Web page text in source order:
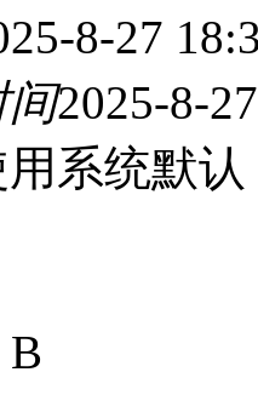
8-27
间2025-8-
系统默认